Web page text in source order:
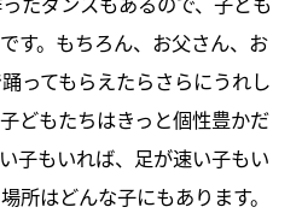
す。もちろん、お父さん、お
ってもらえたらさらにうれし
どもたちはきっと個性豊かだ
子もいれば、足が速い子もい
所はどんな子にもあります。